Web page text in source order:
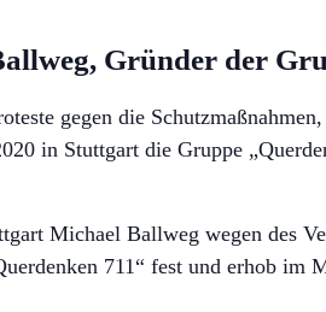
Gründer der
gegen die
in Stuttgart die Gruppe
Michael Ballweg wegen des
711“ fest und erhob